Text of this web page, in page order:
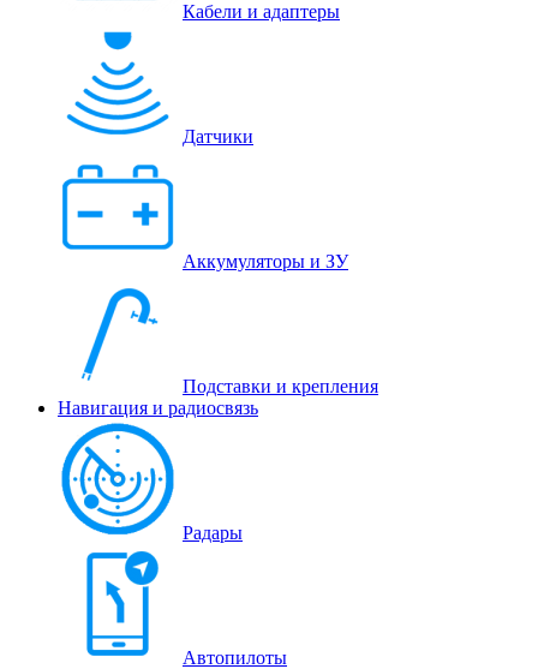
Кабели и адаптеры
Датчики
Аккумуляторы и ЗУ
Подставки и крепления
Навигация и радиосвязь
Радары
Автопилоты